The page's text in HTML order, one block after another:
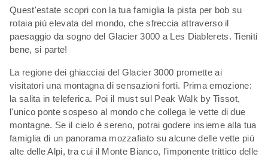
Quest'estate scopri con la tua famiglia la pista per bob su
rotaia più elevata del mondo, che sfreccia attraverso il
paesaggio da sogno del Glacier 3000 a Les Diablerets. Tieniti
bene, si parte!
La regione dei ghiacciai del Glacier 3000 promette ai
visitatori una montagna di sensazioni forti. Prima emozione:
la salita in teleferica. Poi il must sul Peak Walk by Tissot,
l'unico ponte sospeso al mondo che collega le vette di due
montagne. Se il cielo è sereno, potrai godere insieme alla tua
famiglia di un panorama mozzafiato su alcune delle vette più
alte delle Alpi, tra cui il Monte Bianco, l'imponente trittico delle